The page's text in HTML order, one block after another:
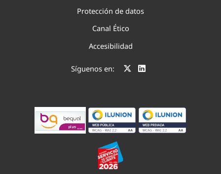
Protección de datos
Canal Ético
Accesibilidad
Síguenos en: